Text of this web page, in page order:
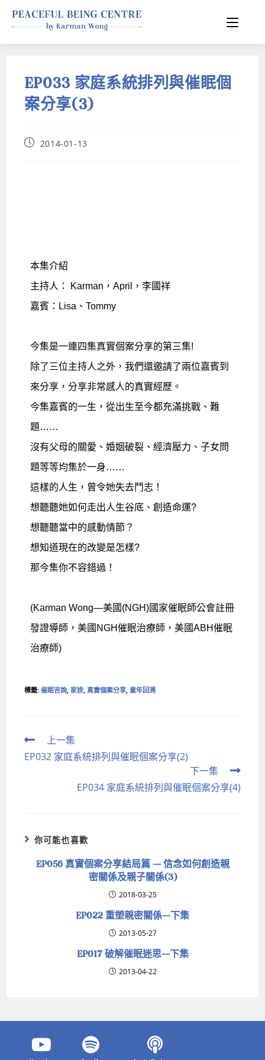
EP033 家庭系統排列與催眠個
案分享(3)
2014-01-13
本集介紹
主持人： Karman，April，李國祥
嘉賓：Lisa、Tommy
今集是一連四集真實個案分享的第三集!
除了三位主持人之外，我們還邀請了兩位嘉賓到
來分享，分享非常感人的真實經歷。
今集嘉賓的一生，從出生至今都充滿挑戰、難
題……
沒有父母的關愛、婚姻破裂、經濟壓力、子女問
題等等均集於一身……
這樣的人生，曾令她失去鬥志！
想聽聽她如何走出人生谷底、創造命運?
想聽聽當中的感動情節？
想知道現在的改變是怎樣?
那今集你不容錯過！
(Karman Wong—美國(NGH)國家催眠師公會註冊
發證導師，美國NGH催眠治療師，美國ABH催眠
治療師)
標籤:催眠咨詢, 家排, 真實個案分享, 童年回溯
上一集
EP032 家庭系統排列與催眠個案分享(2)
下一集
EP034 家庭系統排列與催眠個案分享(4)
你可能也喜歡
EP056 真實個案分享結局篇 — 信念如何創造親
密關係及親子關係(3)
2018-03-25
EP022 重塑親密關係—下集
2013-05-27
EP017 破解催眠迷思—下集
2013-04-22